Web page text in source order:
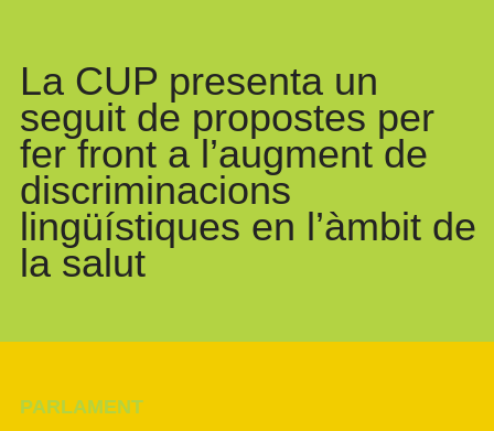
La CUP presenta un
seguit de propostes per
fer front a l’augment de
discriminacions
lingüístiques en l’àmbit de
la salut
PARLAMENT